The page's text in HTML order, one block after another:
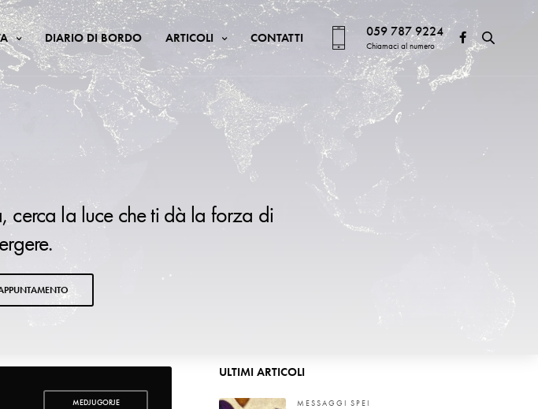
DIARIO DI BORDO ARTICOLI CONTATTI 059 787 9224
Chiamaci al numero
cerca la luce che ti dà la forza di
MEDJUGORJE
ULTIMI ARTICOLI
MESSAGGI SPEI